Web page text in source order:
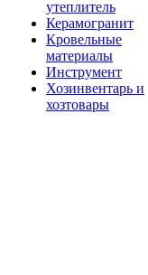
утеплитель
Керамогранит
Кровельные
материалы
Инструмент
Хозинвентарь и
хозтовары